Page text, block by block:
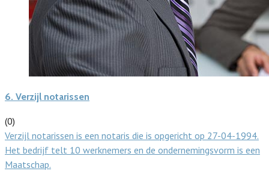
6. Verzijl notarissen
(0)
Verzijl notarissen is een notaris die is opgericht op 27-04-1994.
Het bedrijf telt 10 werknemers en de ondernemingsvorm is een
Maatschap.